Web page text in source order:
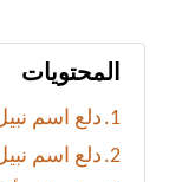
المحتويات
دلع اسم
دلع اسم